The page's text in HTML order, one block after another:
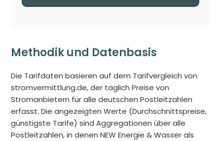
Methodik und Datenbasis
Die Tarifdaten basieren auf dem Tarifvergleich von
stromvermittlung.de, der täglich Preise von
Stromanbietern für alle deutschen Postleitzahlen
erfasst. Die angezeigten Werte (Durchschnittspreise,
günstigste Tarife) sind Aggregationen über alle
Postleitzahlen, in denen NEW Energie & Wasser als